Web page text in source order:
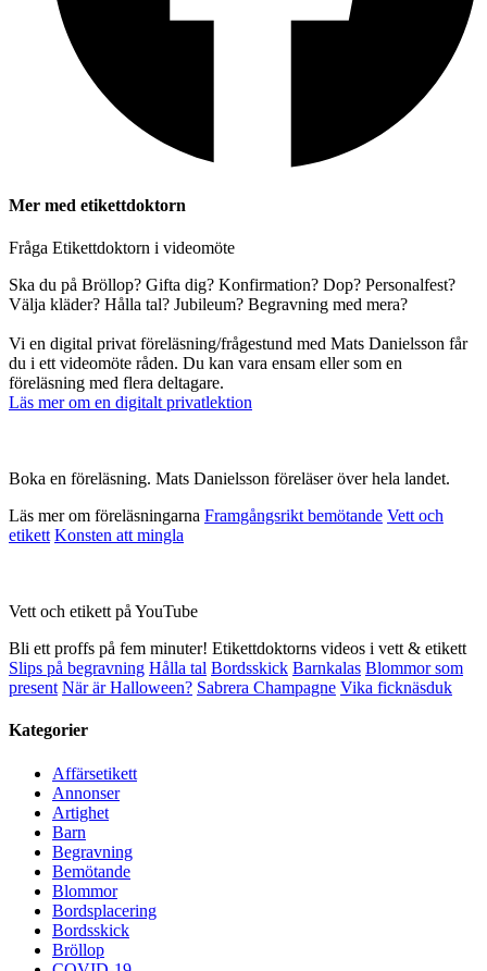
Mer med etikettdoktorn
Fråga Etikettdoktorn i videomöte
Ska du på Bröllop? Gifta dig? Konfirmation? Dop? Personalfest?
Välja kläder? Hålla tal? Jubileum? Begravning med mera?
Vi en digital privat föreläsning/frågestund med Mats Danielsson får
du i ett videomöte råden. Du kan vara ensam eller som en
föreläsning med flera deltagare.
Läs mer om en digitalt privatlektion
Boka en föreläsning. Mats Danielsson föreläser över hela landet.
Läs mer om föreläsningarna Framgångsrikt bemötande Vett och
etikett Konsten att mingla
Vett och etikett på YouTube
Bli ett proffs på fem minuter! Etikettdoktorns videos i vett & etikett
Slips på begravning Hålla tal Bordsskick Barnkalas Blommor som
present När är Halloween? Sabrera Champagne Vika ficknäsduk
Kategorier
Affärsetikett
Annonser
Artighet
Barn
Begravning
Bemötande
Blommor
Bordsplacering
Bordsskick
Bröllop